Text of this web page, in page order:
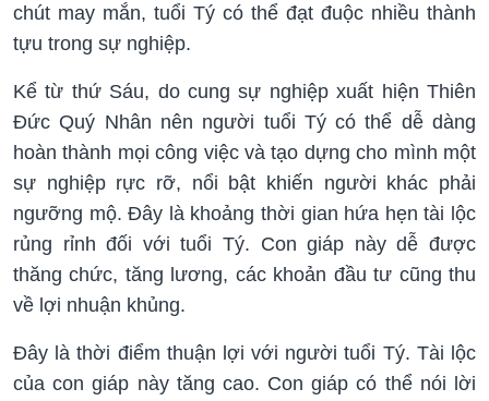
chút may mắn, tuổi Tý có thể đạt đuộc nhiều thành
tựu trong sự nghiệp.
Kể từ thứ Sáu, do cung sự nghiệp xuất hiện Thiên
Đức Quý Nhân nên người tuổi Tý có thể dễ dàng
hoàn thành mọi công việc và tạo dựng cho mình một
sự nghiệp rực rỡ, nổi bật khiến người khác phải
ngưỡng mộ. Đây là khoảng thời gian hứa hẹn tài lộc
rủng rỉnh đối với tuổi Tý. Con giáp này dễ được
thăng chức, tăng lương, các khoản đầu tư cũng thu
về lợi nhuận khủng.
Đây là thời điểm thuận lợi với người tuổi Tý. Tài lộc
của con giáp này tăng cao. Con giáp có thể nói lời